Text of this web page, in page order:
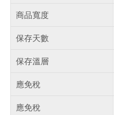
商品寬度
保存天數
保存溫層
應免稅
應免稅